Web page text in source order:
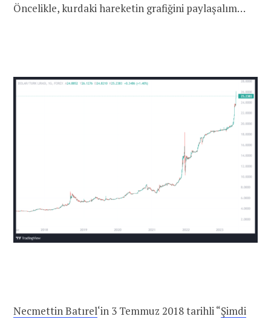
Öncelikle, kurdaki hareketin grafiğini paylaşalım…
Necmettin Batırel‘in 3 Temmuz 2018 tarihli “Şimdi